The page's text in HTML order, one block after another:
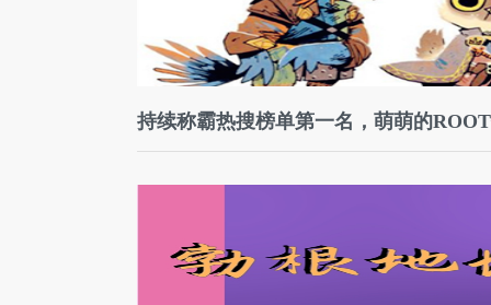
持续称霸热搜榜单第一名，萌萌的